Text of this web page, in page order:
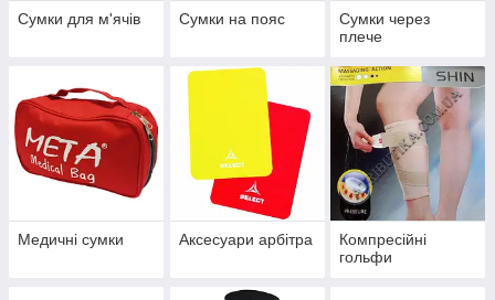
Сумки для м'ячів Сумки на пояс
Сумки через
плече
Медичні сумки Аксесуари арбітра
Компресійні
гольфи